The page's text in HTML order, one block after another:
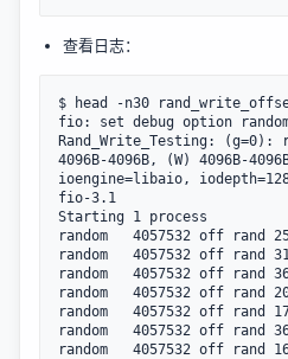
查看日志：
$ head -n30
fio: set debug option
Rand_Write_Testing: (g=0):
4096B-4096B, (W) 4096B-
ioengine=libaio,
fio-3.1
Starting 1 process
random   4057532 off rand
random   4057532 off rand
random   4057532 off rand
random   4057532 off rand
random   4057532 off rand
random   4057532 off rand
random   4057532 off rand